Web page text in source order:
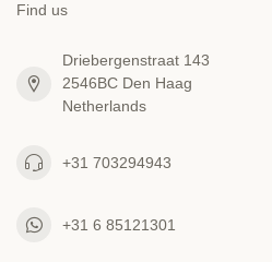
Find us
Driebergenstraat 143
2546BC Den Haag
Netherlands
+31 703294943
+31 6 85121301